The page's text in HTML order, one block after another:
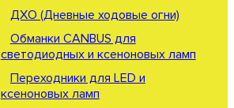
ДХО (Дневные ходовые огни)
Обманки CANBUS для
светодиодных и ксеноновых ламп
Переходники для LED и
ксеноновых ламп